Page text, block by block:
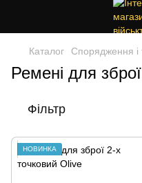
Каталог Спорядження і
Ремені для зброї
Фільтр
НОВИНКА